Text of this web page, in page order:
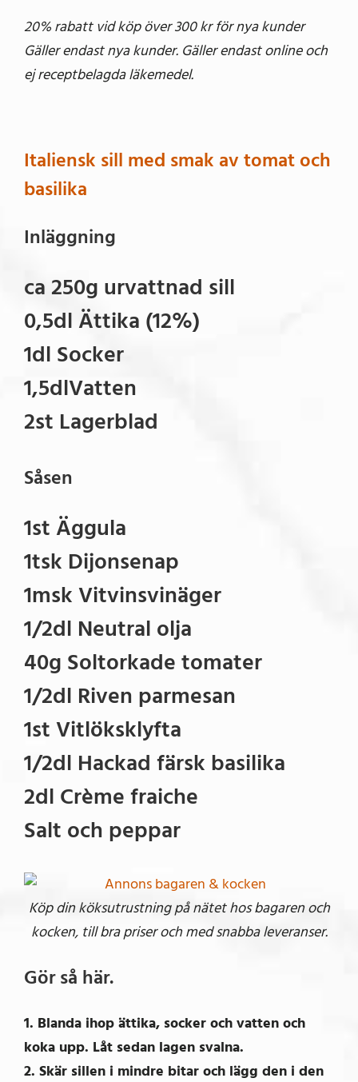
20% rabatt vid köp över 300 kr för nya kunder
Gäller endast nya kunder. Gäller endast online och
ej receptbelagda läkemedel.
Italiensk sill med smak av tomat och
basilika
Inläggning
ca 250g urvattnad sill
0,5dl Ättika (12%)
1dl Socker
1,5dlVatten
2st Lagerblad
Såsen
1st Äggula
1tsk Dijonsenap
1msk Vitvinsvinäger
1/2dl Neutral olja
40g Soltorkade tomater
1/2dl Riven parmesan
1st Vitlöksklyfta
1/2dl Hackad färsk basilika
2dl Crème fraiche
Salt och peppar
Köp din köksutrustning på nätet hos bagaren och
kocken, till bra priser och med snabba leveranser.
Gör så här.
1. Blanda ihop ättika, socker och vatten och
koka upp. Låt sedan lagen svalna.
2. Skär sillen i mindre bitar och lägg den i den